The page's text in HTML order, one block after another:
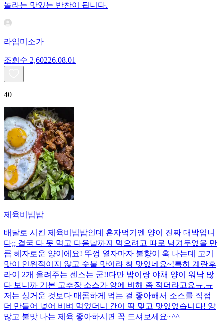
놀라는 맛있는 반찬이 됩니다.
라임미소가
조회수 2,60226.08.01
40
제육비빔밥
배달로 시킨 제육비빔밥인데 혼자먹기엔 양이 진짜 대박입니
다;; 결국 다 못 먹고 다음날까지 먹으려고 따로 남겨두었을 만
큼 혜자로운 양이에요! 뚜껑 열자마자 불향이 훅 나는데 고기
맛이 인위적이지 않고 숯불 맛이라 참 맛있네요~!특히 계란후
라이 2개 올려주는 센스는 굳!! ​다만 밥이랑 야채 양이 워낙 많
다 보니까 기본 고추장 소스가 양에 비해 좀 적더라고요ㅠ.ㅠ
저는 싱거운 것보다 매콤하게 먹는 걸 좋아해서 소스를 직접
더 만들어 넣어 비벼 먹었더니 간이 딱 맞고 맛있었습니다! 양
많고 불맛 나는 제육 좋아하시면 꼭 드셔보세요~^^